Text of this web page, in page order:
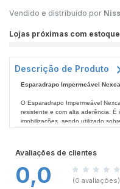
Vendido e distribuído por
Lojas próximas com
Descrição de Produto
Esparadrapo Impermeável
O Esparadrapo Impermeável
resistente e com alta aderência. É
imobilizações, sendo utilizado
produtos Nexcare nasFarmácias
Avaliações de clientes
0,0 (0 avaliações)